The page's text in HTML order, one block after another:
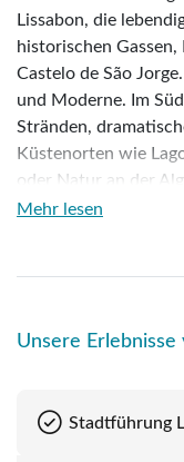
Lissabon, die
historischen
Castelo de São
und Moderne. Im
Stränden,
Küstenorten wie
oder Natur an der
Gastfreundschaft
Küstenlandschaften.
Hauptstadt
Mehr lesen
Unsere
Stadtführung